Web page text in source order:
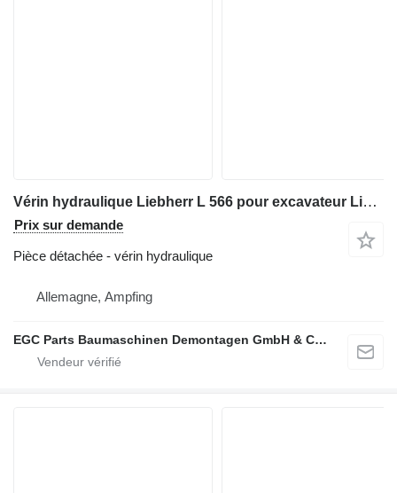
Vérin hydraulique Liebherr L 566 pour excavateur Liebherr L 566
Prix sur demande
Pièce détachée - vérin hydraulique
Allemagne, Ampfing
EGC Parts Baumaschinen Demontagen GmbH & Co. KG